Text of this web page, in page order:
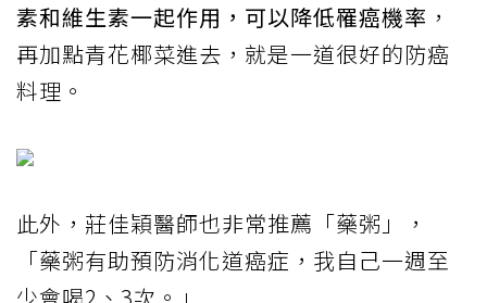
素和維生素一起作用，可以降低罹癌機率 ，
再加點青花椰菜進去，就是一道很好的防癌
料理。
此外，莊佳穎醫師也非常推薦「藥粥」，
「藥粥有助預防消化道癌症，我自己一週至